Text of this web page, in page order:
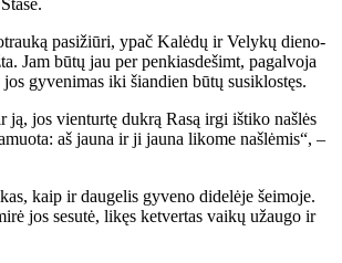
pa­si­žiū­ri, ypač Ka­lė­dų ir Ve­ly­kų die­no­
Jam bū­tų jau per pen­kias­de­šimt, pa­gal­vo­ja
gy­ve­ni­mas iki šian­dien bū­tų su­si­klos­tęs.
ją, jos vien­tur­tę duk­rą Ra­są ir­gi iš­ti­ko naš­lės
aš jau­na ir ji jau­na li­ko­me naš­lė­mis“, –
kaip ir dau­ge­lis gy­ve­no di­de­lė­je šei­mo­je.
jos se­su­tė, li­kęs ket­ver­tas vai­kų už­au­go ir